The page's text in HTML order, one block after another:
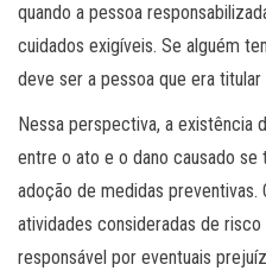
quando a pessoa
cuidados exigíveis. Se alguém
deve ser a pessoa que era
Nessa perspectiva, a existência
entre o ato e o dano causado
adoção de medidas
atividades consideradas de
responsável por eventuais